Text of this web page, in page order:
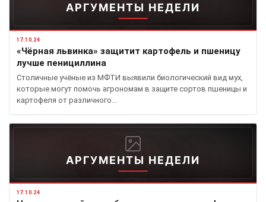
АРГУМЕНТЫ НЕДЕЛИ
17.10.24
«Чёрная львинка» защитит картофель и пшеницу
лучше пенициллина
Столичные учёные из МФТИ выявили биологический вид мух,
которые могут помочь агрономам в защите сортов пшеницы и
картофеля от различного…
АРГУМЕНТЫ НЕДЕЛИ
17.10.24